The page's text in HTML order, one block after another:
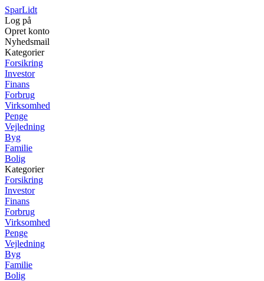
SparLidt
Log på
Opret konto
Nyhedsmail
Kategorier
Forsikring
Investor
Finans
Forbrug
Virksomhed
Penge
Vejledning
Byg
Familie
Bolig
Kategorier
Forsikring
Investor
Finans
Forbrug
Virksomhed
Penge
Vejledning
Byg
Familie
Bolig